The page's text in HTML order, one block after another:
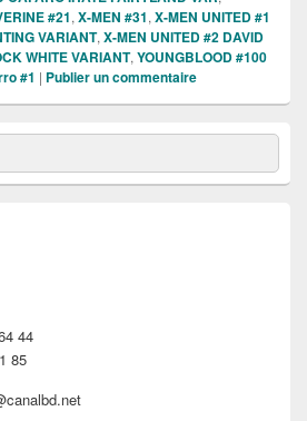
#21, X-MEN #31, X-MEN UNITED #1
VARIANT, X-MEN UNITED #2 DAVID
WHITE VARIANT, YOUNGBLOOD #100
#1 | Publier un commentaire
44
85